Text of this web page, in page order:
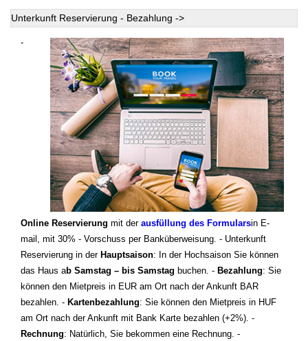
Unterkunft Reservierung - Bezahlung ->
-
Online Reservierung mit der ausfüllung des Formularsin E-
mail, mit 30% - Vorschuss per Banküberweisung. - Unterkunft
Reservierung in der Hauptsaison: In der Hochsaison Sie können
das Haus ab Samstag – bis Samstag buchen. - Bezahlung: Sie
können den Mietpreis in EUR am Ort nach der Ankunft BAR
bezahlen. - Kartenbezahlung: Sie können den Mietpreis in HUF
am Ort nach der Ankunft mit Bank Karte bezahlen (+2%). -
Rechnung: Natürlich, Sie bekommen eine Rechnung. -